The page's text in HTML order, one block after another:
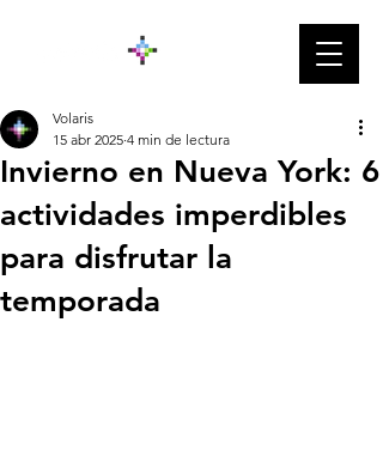
Invierno en Nueva York: 6
actividades imperdibles
para disfrutar la
temporada
Volaris
15 abr 2025 4 min de lectura